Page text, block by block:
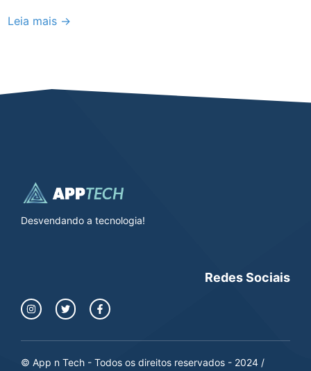
Leia mais →
Desvendando a tecnologia!
Redes Sociais
© App n Tech - Todos os direitos reservados - 2024 /